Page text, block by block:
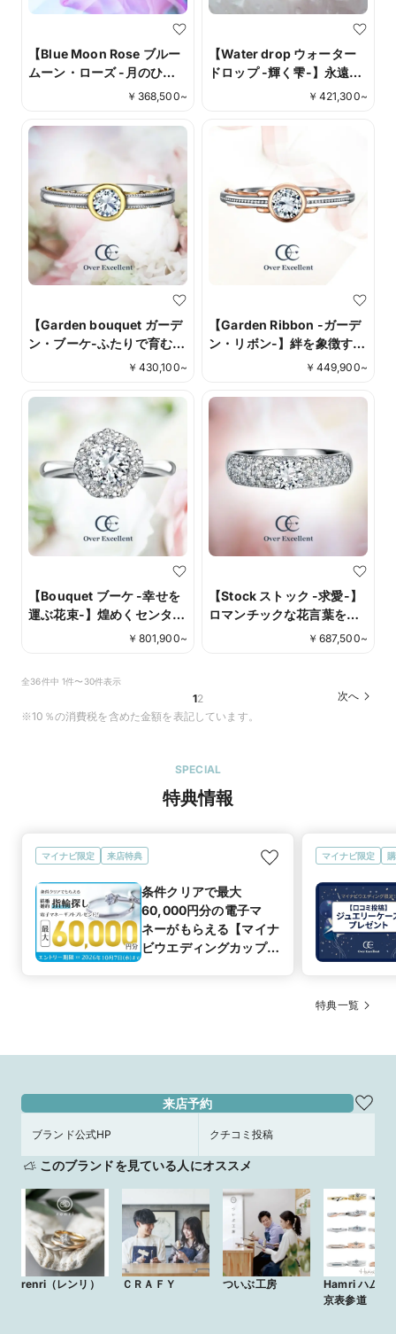
【Blue Moon Rose ブルー
ムーン・ローズ -月のひか
り-】エッジにダイヤモンド
ンが美しいリング。
￥ 368,500~
【Water drop ウォーター
ドロップ -輝く雫-】永遠を
表す意味を持つ円模様。普
るリング。
￥ 421,300~
【Garden bouquet ガーデ
ン・ブーケ-ふたりで育む
愛-】センターストーンを囲
細な加工は職人の技ならで
￥ 430,100~
【Garden Ribbon -ガーデ
ン・リボン-】絆を象徴する
リボンモチーフが印象的な
かな職人の技。
￥ 449,900~
【Bouquet ブーケ -幸せを
運ぶ花束-】煌めくセンター
ダイヤモンドをメレダイヤ
のように優美な印象のリン
￥ 801,900~
【Stock ストック -求愛-】
ロマンチックな花言葉を持
つストック。一層輝くセン
ドが優美な印象のリングで
￥ 687,500~
全36件中 1件〜30件表示
12
次へ
※10％の消費税を含めた金額を表記しています。
SPECIAL
特典情報
マイナビ限定 来店特典
条件クリアで最大
60,000円分の電子マ
ネーがもらえる【マイナ
ビウエディングカップル
マイナビ限定
特典一覧
来店予約
ブランド公式HP クチコミ投稿
このブランドを見ている人にオススメ
renri（レンリ） ＣＲＡＦＹ ついぶ工房
Hamri ハムリ
京表参道